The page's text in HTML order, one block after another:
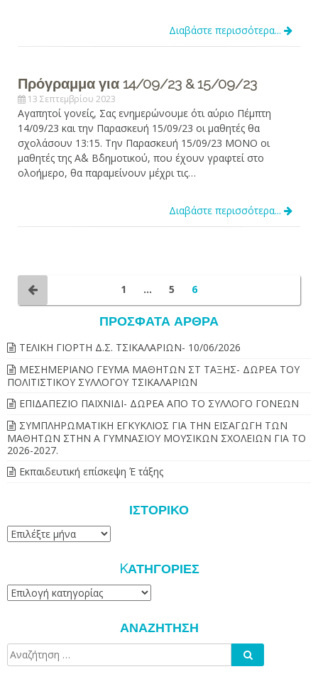
Διαβάστε περισσότερα...
Πρόγραμμα για 14/09/23 & 15/09/23
13 Σεπτεμβρίου 2023
Αγαπητοί γονείς, Σας ενημερώνουμε ότι αύριο Πέμπτη
14/09/23 και την Παρασκευή 15/09/23 οι μαθητές θα
σχολάσουν 13:15. Την Παρασκευή 15/09/23 ΜΟΝΟ οι
μαθητές της Α΄& Β΄δημοτικού, που έχουν γραφτεί στο
ολοήμερο, θα παραμείνουν μέχρι τις…
Διαβάστε περισσότερα...
1 … 5 6
ΠΡΌΣΦΑΤΑ ΆΡΘΡΑ
ΤΕΛΙΚΗ ΓΙΟΡΤΗ Δ.Σ. ΤΣΙΚΑΛΑΡΙΩΝ- 10/06/2026
ΜΕΣΗΜΕΡΙΑΝΟ ΓΕΥΜΑ ΜΑΘΗΤΩΝ ΣΤ ΤΑΞΗΣ- ΔΩΡΕΑ ΤΟΥ
ΠΟΛΙΤΙΣΤΙΚΟΥ ΣΥΛΛΟΓΟΥ ΤΣΙΚΑΛΑΡΙΩΝ
ΕΠΙΔΑΠΕΖΙΟ ΠΑΙΧΝΙΔΙ- ΔΩΡΕΑ ΑΠΟ ΤΟ ΣΥΛΛΟΓΟ ΓΟΝΕΩΝ
ΣΥΜΠΛΗΡΩΜΑΤΙΚΗ ΕΓΚΥΚΛΙΟΣ ΓΙΑ ΤΗΝ ΕΙΣΑΓΩΓΗ ΤΩΝ
ΜΑΘΗΤΩΝ ΣΤΗΝ Α ΓΥΜΝΑΣΙΟΥ ΜΟΥΣΙΚΩΝ ΣΧΟΛΕΙΩΝ ΓΙΑ ΤΟ
2026-2027.
Εκπαιδευτική επίσκεψη Έ τάξης
ΙΣΤΟΡΙΚΌ
Ιστορικό
KΑΤΗΓΟΡΊΕΣ
Kατηγορίες
ΑΝΑΖΉΤΗΣΗ